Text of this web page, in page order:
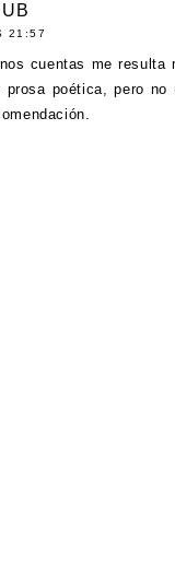
21:57
cuentas me
poética, pero